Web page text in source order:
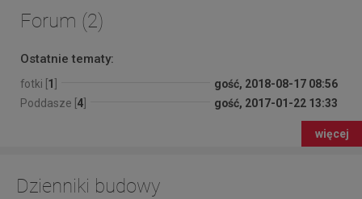
Forum (2)
Ostatnie tematy:
fotki [ 1
gość, 2018-08-17 08:56
Poddasze [ 4 gość, 2017-01-22 13:33
więcej
Dzienniki budowy